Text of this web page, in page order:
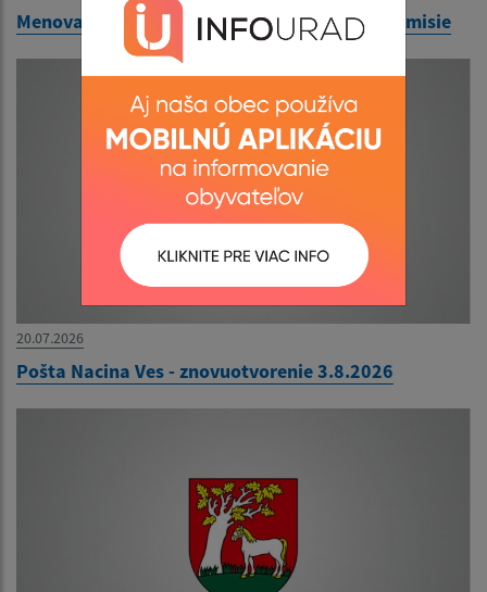
Menovanie zapisovateľa miestnej volebnej komisie
20.07.2026
Pošta Nacina Ves - znovuotvorenie 3.8.2026